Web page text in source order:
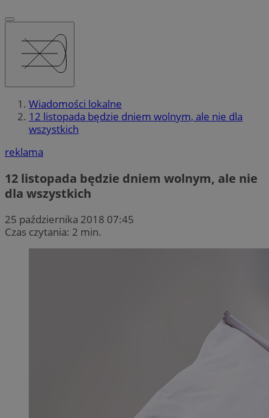
Wiadomości lokalne
12 listopada będzie dniem wolnym, ale nie dla
wszystkich
reklama
12 listopada będzie dniem wolnym, ale nie
dla wszystkich
25 października 2018 07:45
Czas czytania: 2 min.